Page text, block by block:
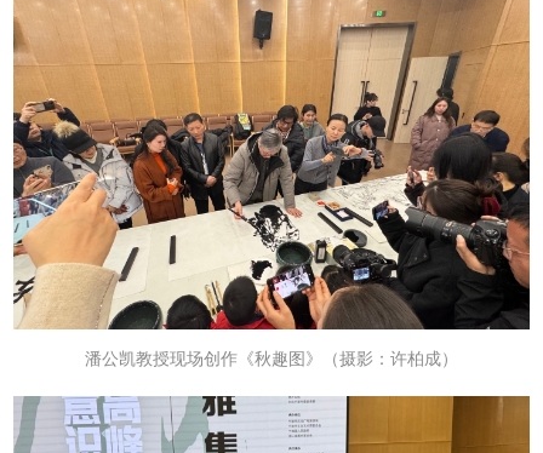
潘公凯教授现场创作《秋趣图》 （摄影：许柏成）